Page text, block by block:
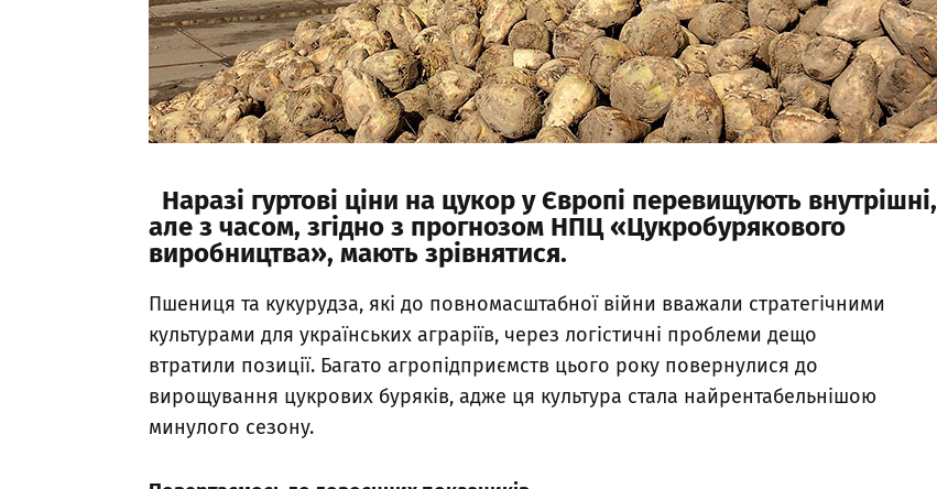
Наразі гуртові ціни на цукор у Європі перевищують внутрішні,
але з часом, згідно з прогнозом НПЦ «Цукробурякового
виробництва», мають зрівнятися.
Пшениця та кукурудза, які до повномасштабної війни вважали стратегічними
культурами для українських аграріїв, через логістичні проблеми дещо
втратили позиції. Багато агропідприємств цього року повернулися до
вирощування цукрових буряків, адже ця культура стала найрентабельнішою
минулого сезону.